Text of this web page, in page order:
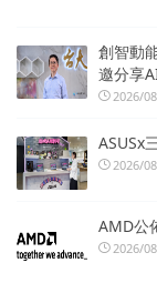
創智動
邀分享
2026/
ASUSx
2026/
AMD公
2026/